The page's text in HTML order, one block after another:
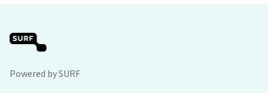
Powered by SURF